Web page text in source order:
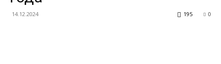
14.12.2024 0
195